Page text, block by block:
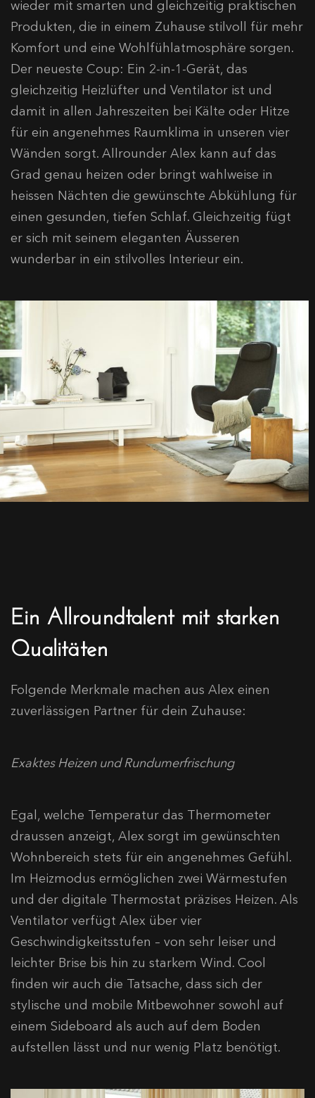
wieder mit smarten und gleichzeitig praktischen
Produkten, die in einem Zuhause stilvoll für mehr
Komfort und eine Wohlfühlatmosphäre sorgen.
Der neueste Coup: Ein 2-in-1-Gerät, das
gleichzeitig Heizlüfter und Ventilator ist und
damit in allen Jahreszeiten bei Kälte oder Hitze
für ein angenehmes Raumklima in unseren vier
Wänden sorgt. Allrounder Alex kann auf das
Grad genau heizen oder bringt wahlweise in
heissen Nächten die gewünschte Abkühlung für
einen gesunden, tiefen Schlaf. Gleichzeitig fügt
er sich mit seinem eleganten Äusseren
wunderbar in ein stilvolles Interieur ein.
Ein Allroundtalent mit starken
Qualitäten
Folgende Merkmale machen aus Alex einen
zuverlässigen Partner für dein Zuhause:
Exaktes Heizen und Rundumerfrischung
Egal, welche Temperatur das Thermometer
draussen anzeigt, Alex sorgt im gewünschten
Wohnbereich stets für ein angenehmes Gefühl.
Im Heizmodus ermöglichen zwei Wärmestufen
und der digitale Thermostat präzises Heizen. Als
Ventilator verfügt Alex über vier
Geschwindigkeitsstufen – von sehr leiser und
leichter Brise bis hin zu starkem Wind. Cool
finden wir auch die Tatsache, dass sich der
stylische und mobile Mitbewohner sowohl auf
einem Sideboard als auch auf dem Boden
aufstellen lässt und nur wenig Platz benötigt.